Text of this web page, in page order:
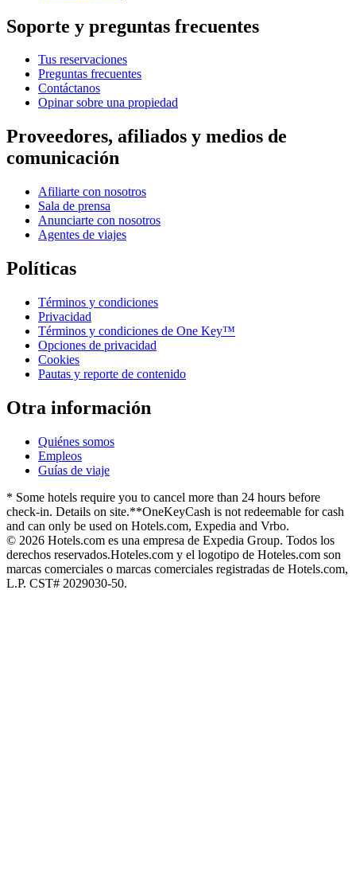
Soporte y preguntas frecuentes
Tus reservaciones
Preguntas frecuentes
Contáctanos
Opinar sobre una propiedad
Proveedores, afiliados y medios de
comunicación
Afiliarte con nosotros
Sala de prensa
Anunciarte con nosotros
Agentes de viajes
Políticas
Términos y condiciones
Privacidad
Términos y condiciones de One Key™
Opciones de privacidad
Cookies
Pautas y reporte de contenido
Otra información
Quiénes somos
Empleos
Guías de viaje
* Some hotels require you to cancel more than 24 hours before
check-in. Details on site.**OneKeyCash is not redeemable for cash
and can only be used on Hotels.com, Expedia and Vrbo.
© 2026 Hotels.com es una empresa de Expedia Group. Todos los
derechos reservados.Hoteles.com y el logotipo de Hoteles.com son
marcas comerciales o marcas comerciales registradas de Hotels.com,
L.P. CST# 2029030-50.